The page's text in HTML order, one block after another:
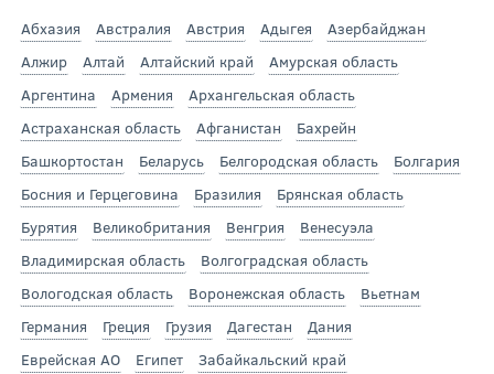
Абхазия Австралия Австрия Адыгея
Азербайджан
Алжир
Алтай Алтайский край
Амурская область
Аргентина
Армения
Архангельская область
Астраханская область
Афганистан
Бахрейн
Башкортостан
Беларусь Белгородская область
Болгария
Босния и Герцеговина
Бразилия
Брянская область
Бурятия
Великобритания Венгрия
Венесуэла
Владимирская область
Волгоградская область
Вологодская область
Воронежская область
Вьетнам
Германия
Греция Грузия Дагестан
Дания
Еврейская АО
Египет
Забайкальский край